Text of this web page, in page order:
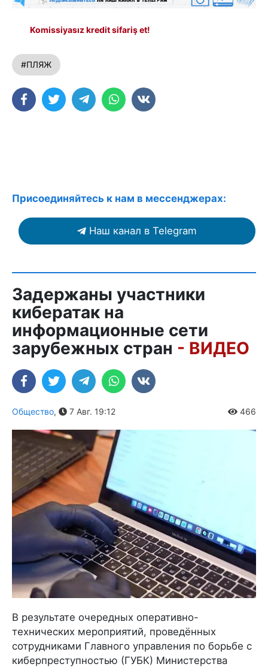
Komissiyasız kredit sifariş et!
#ПЛЯЖ
Присоединяйтесь к нам в мессенджерах:
Наш канал в Telegram
Задержаны участники
кибератак на
информационные сети
зарубежных стран - ВИДЕО
Общество, 7 Авг. 19:12 466
В результате очередных оперативно-
технических мероприятий, проведённых
сотрудниками Главного управления по борьбе с
киберпреступностью (ГУБК) Министерства